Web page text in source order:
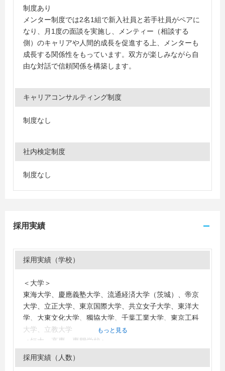
制度あり
メンター制度では2名1組で新入社員と若手社員がペアに
なり、月1度の面談を実施し、メンティー（相談する
側）のキャリアや人間的成長を促進する上、メンターも
成長する関係性をもっています。双方が楽しみながら自
由な対話で信頼関係を構築します。
キャリアコンサルティング制度
制度なし
社内検定制度
制度なし
採用実績
採用実績（学校）
＜大学＞
東海大学、慶應義塾大学、流通経済大学（茨城）、帝京
大学、立正大学、東京国際大学、共立女子大学、東洋大
学、大東文化大学、獨協大学、千葉工業大学、東京工科
大学、立教大学
＜短大・高専・専門学校＞
麻生情報ビジネス専門学校、木更津工業高等専門学校、
日本工学院専門学校、福井情報ＩＴクリエイター専門学
もっと見る
採用実績（人数）